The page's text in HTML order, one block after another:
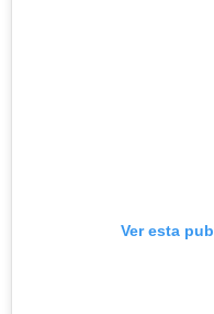
Ver esta